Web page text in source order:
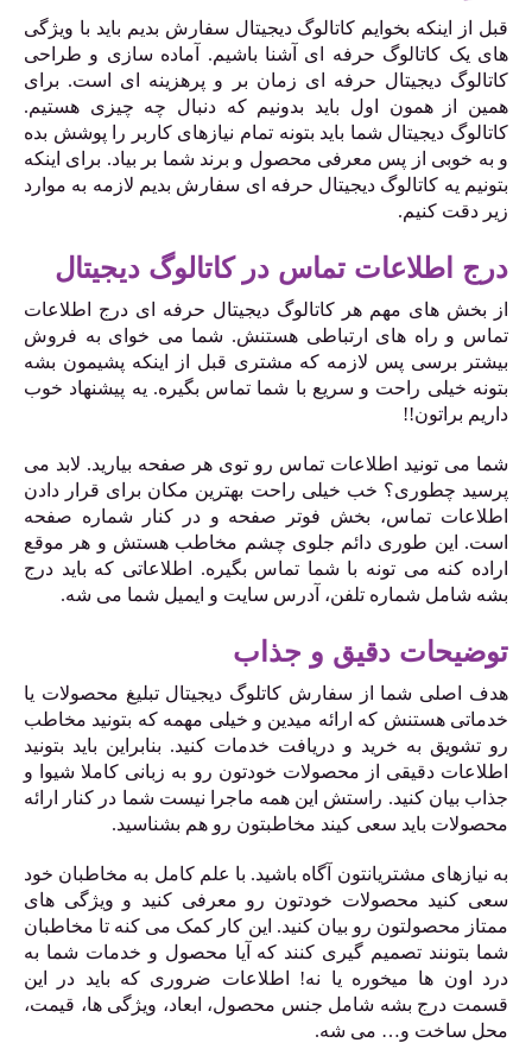
قبل از اینکه بخوایم کاتالوگ دیجیتال سفارش بدیم باید با ویژگی
های یک کاتالوگ حرفه ای آشنا باشیم. آماده سازی و طراحی
کاتالوگ دیجیتال حرفه ای زمان بر و پرهزینه ای است. برای
همین از همون اول باید بدونیم که دنبال چه چیزی هستیم.
کاتالوگ دیجیتال شما باید بتونه تمام نیازهای کاربر را پوشش بده
و به خوبی از پس معرفی محصول و برند شما بر بیاد. برای اینکه
بتونیم یه کاتالوگ دیجیتال حرفه ای سفارش بدیم لازمه به موارد
زیر دقت کنیم.
درج اطلاعات تماس در کاتالوگ دیجیتال
از بخش های مهم هر کاتالوگ دیجیتال حرفه ای درج اطلاعات
تماس و راه های ارتباطی هستنش. شما می خوای به فروش
بیشتر برسی پس لازمه که مشتری قبل از اینکه پشیمون بشه
بتونه خیلی راحت و سریع با شما تماس بگیره. یه پیشنهاد خوب
داریم براتون!!
شما می تونید اطلاعات تماس رو توی هر صفحه بیارید. لابد می
پرسید چطوری؟ خب خیلی راحت بهترین مکان برای قرار دادن
اطلاعات تماس، بخش فوتر صفحه و در کنار شماره صفحه
است. این طوری دائم جلوی چشم مخاطب هستش و هر موقع
اراده کنه می تونه با شما تماس بگیره. اطلاعاتی که باید درج
بشه شامل شماره تلفن، آدرس سایت و ایمیل شما می شه.
توضیحات دقیق و جذاب
هدف اصلی شما از سفارش کاتلوگ دیجیتال تبلیغ محصولات یا
خدماتی هستنش که ارائه میدین و خیلی مهمه که بتونید مخاطب
رو تشویق به خرید و دریافت خدمات کنید. بنابراین باید بتونید
اطلاعات دقیقی از محصولات خودتون رو به زبانی کاملا شیوا و
جذاب بیان کنید. راستش این همه ماجرا نیست شما در کنار ارائه
محصولات باید سعی کیند مخاطبتون رو هم بشناسید.
به نیازهای مشتریانتون آگاه باشید. با علم کامل به مخاطبان خود
سعی کنید محصولات خودتون رو معرفی کنید و ویژگی های
ممتاز محصولتون رو بیان کنید. این کار کمک می کنه تا مخاطبان
شما بتونند تصمیم گیری کنند که آیا محصول و خدمات شما به
درد اون ها میخوره یا نه! اطلاعات ضروری که باید در این
قسمت درج بشه شامل جنس محصول، ابعاد، ویژگی ها، قیمت،
محل ساخت و… می شه.